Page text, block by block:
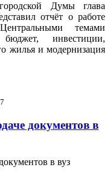
Думы глава
отчёт о работе
темами
инвестиции,
жилья и модернизация
документов в